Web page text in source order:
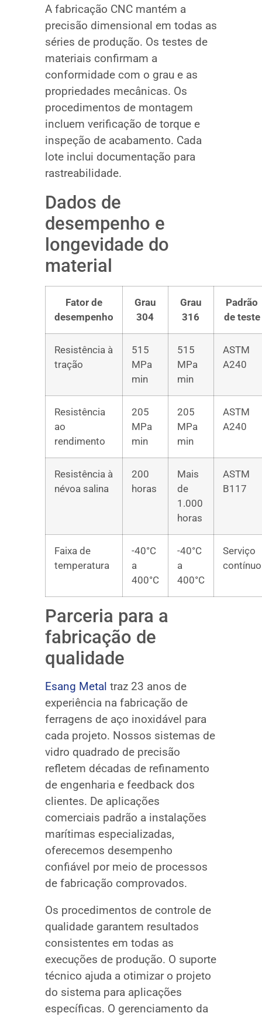
A fabricação CNC mantém a
precisão dimensional em todas as
séries de produção. Os testes de
materiais confirmam a
conformidade com o grau e as
propriedades mecânicas. Os
procedimentos de montagem
incluem verificação de torque e
inspeção de acabamento. Cada
lote inclui documentação para
rastreabilidade.
Dados de
desempenho e
longevidade do
material
Fator de
desempenho
Grau
304
Grau
316
Padrão
de teste
Resistência à
tração
515
MPa
min
515
MPa
min
ASTM
A240
Resistência
ao
rendimento
205
MPa
min
205
MPa
min
ASTM
A240
Resistência à
névoa salina
200
horas
Mais
de
1.000
horas
ASTM
B117
Faixa de
temperatura
-40°C
a
400°C
-40°C
a
400°C
Serviço
contínuo
Parceria para a
fabricação de
qualidade
Esang Metal traz 23 anos de
experiência na fabricação de
ferragens de aço inoxidável para
cada projeto. Nossos sistemas de
vidro quadrado de precisão
refletem décadas de refinamento
de engenharia e feedback dos
clientes. De aplicações
comerciais padrão a instalações
marítimas especializadas,
oferecemos desempenho
confiável por meio de processos
de fabricação comprovados.
Os procedimentos de controle de
qualidade garantem resultados
consistentes em todas as
execuções de produção. O suporte
técnico ajuda a otimizar o projeto
do sistema para aplicações
específicas. O gerenciamento da